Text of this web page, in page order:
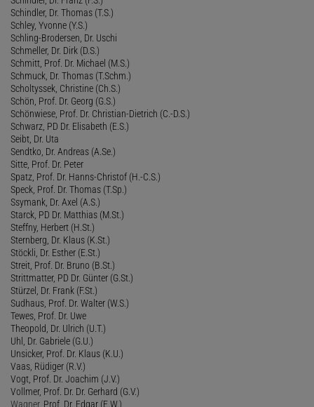
Schindler, Dr. Thomas (T.S.)
Schley, Yvonne (Y.S.)
Schling-Brodersen, Dr. Uschi
Schmeller, Dr. Dirk (D.S.)
Schmitt, Prof. Dr. Michael (M.S.)
Schmuck, Dr. Thomas (T.Schm.)
Scholtyssek, Christine (Ch.S.)
Schön, Prof. Dr. Georg (G.S.)
Schönwiese, Prof. Dr. Christian-Dietrich (C.-D.S.)
Schwarz, PD Dr. Elisabeth (E.S.)
Seibt, Dr. Uta
Sendtko, Dr. Andreas (A.Se.)
Sitte, Prof. Dr. Peter
Spatz, Prof. Dr. Hanns-Christof (H.-C.S.)
Speck, Prof. Dr. Thomas (T.Sp.)
Ssymank, Dr. Axel (A.S.)
Starck, PD Dr. Matthias (M.St.)
Steffny, Herbert (H.St.)
Sternberg, Dr. Klaus (K.St.)
Stöckli, Dr. Esther (E.St.)
Streit, Prof. Dr. Bruno (B.St.)
Strittmatter, PD Dr. Günter (G.St.)
Stürzel, Dr. Frank (F.St.)
Sudhaus, Prof. Dr. Walter (W.S.)
Tewes, Prof. Dr. Uwe
Theopold, Dr. Ulrich (U.T.)
Uhl, Dr. Gabriele (G.U.)
Unsicker, Prof. Dr. Klaus (K.U.)
Vaas, Rüdiger (R.V.)
Vogt, Prof. Dr. Joachim (J.V.)
Vollmer, Prof. Dr. Dr. Gerhard (G.V.)
Wagner, Prof. Dr. Edgar (E.W.)